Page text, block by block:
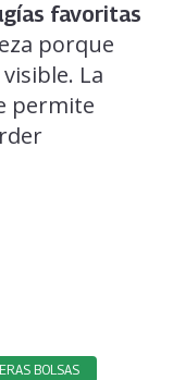
favoritas
porque
La
permite
BOLSAS